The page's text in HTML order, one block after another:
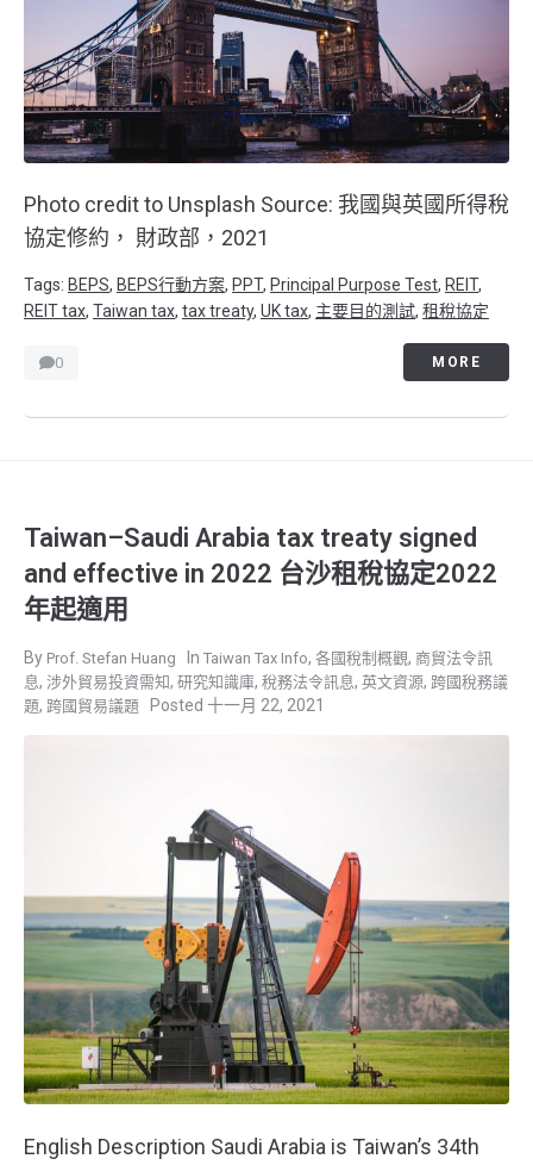
Photo credit to Unsplash Source: 我國與英國所得稅
協定修約， 財政部，2021
Tags: BEPS, BEPS行動方案, PPT, Principal Purpose Test, REIT,
REIT tax, Taiwan tax, tax treaty, UK tax, 主要目的測試, 租稅協定
0 MORE
Taiwan–Saudi Arabia tax treaty signed
and effective in 2022 台沙租稅協定2022
年起適用
Prof. Stefan Huang Taiwan Tax Info, 各國稅制概觀, 商貿法令訊
息, 涉外貿易投資需知, 研究知識庫, 稅務法令訊息, 英文資源, 跨國稅務議
題, 跨國貿易議題 十一月 22, 2021
English Description Saudi Arabia is Taiwan’s 34th